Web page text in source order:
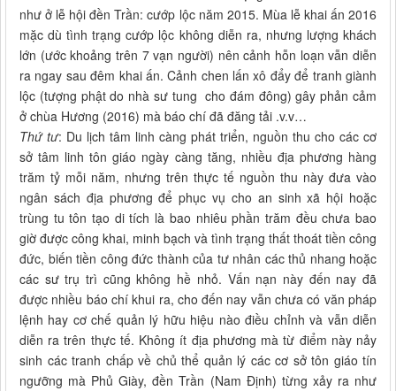
như ở lễ hội đền Trần: cướp lộc năm 2015. Mùa lễ khai ấn 2016
mặc dù tình trạng cướp lộc không diễn ra, nhưng lượng khách
lớn (ước khoảng trên 7 vạn người) nên cảnh hỗn loạn vẫn diễn
ra ngay sau đêm khai ấn. Cảnh chen lấn xô đẩy để tranh giành
lộc (tượng phật do nhà sư tung cho đám đông) gây phản cảm
ở chùa Hương (2016) mà báo chí đã đăng tải .v.v…
Thứ tư: Du lịch tâm linh càng phát triển, nguồn thu cho các cơ
sở tâm linh tôn giáo ngày càng tăng, nhiều địa phương hàng
trăm tỷ mỗi năm, nhưng trên thực tế nguồn thu này đưa vào
ngân sách địa phương để phục vụ cho an sinh xã hội hoặc
trùng tu tôn tạo di tích là bao nhiêu phần trăm đều chưa bao
giờ được công khai, minh bạch và tình trạng thất thoát tiền công
đức, biến tiền công đức thành của tư nhân các thủ nhang hoặc
các sư trụ trì cũng không hề nhỏ. Vấn nạn này đến nay đã
được nhiều báo chí khui ra, cho đến nay vẫn chưa có văn pháp
lệnh hay cơ chế quản lý hữu hiệu nào điều chỉnh và vẫn diễn
diễn ra trên thực tế. Không ít địa phương mà từ điểm này nảy
sinh các tranh chấp về chủ thể quản lý các cơ sở tôn giáo tín
ngưỡng mà Phủ Giày, đền Trần (Nam Định) từng xảy ra như